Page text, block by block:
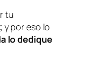
tu
y por eso lo
lo dedique